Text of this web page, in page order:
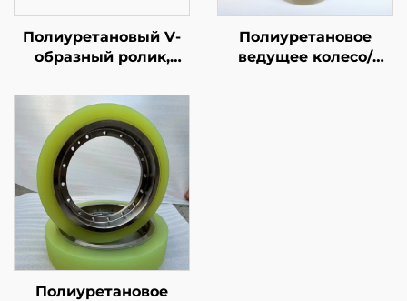
Полиуретановый V-
образный ролик,
ролик для сборочной
линии
Полиуретановое
ведущее колесо/
Полиуретановое